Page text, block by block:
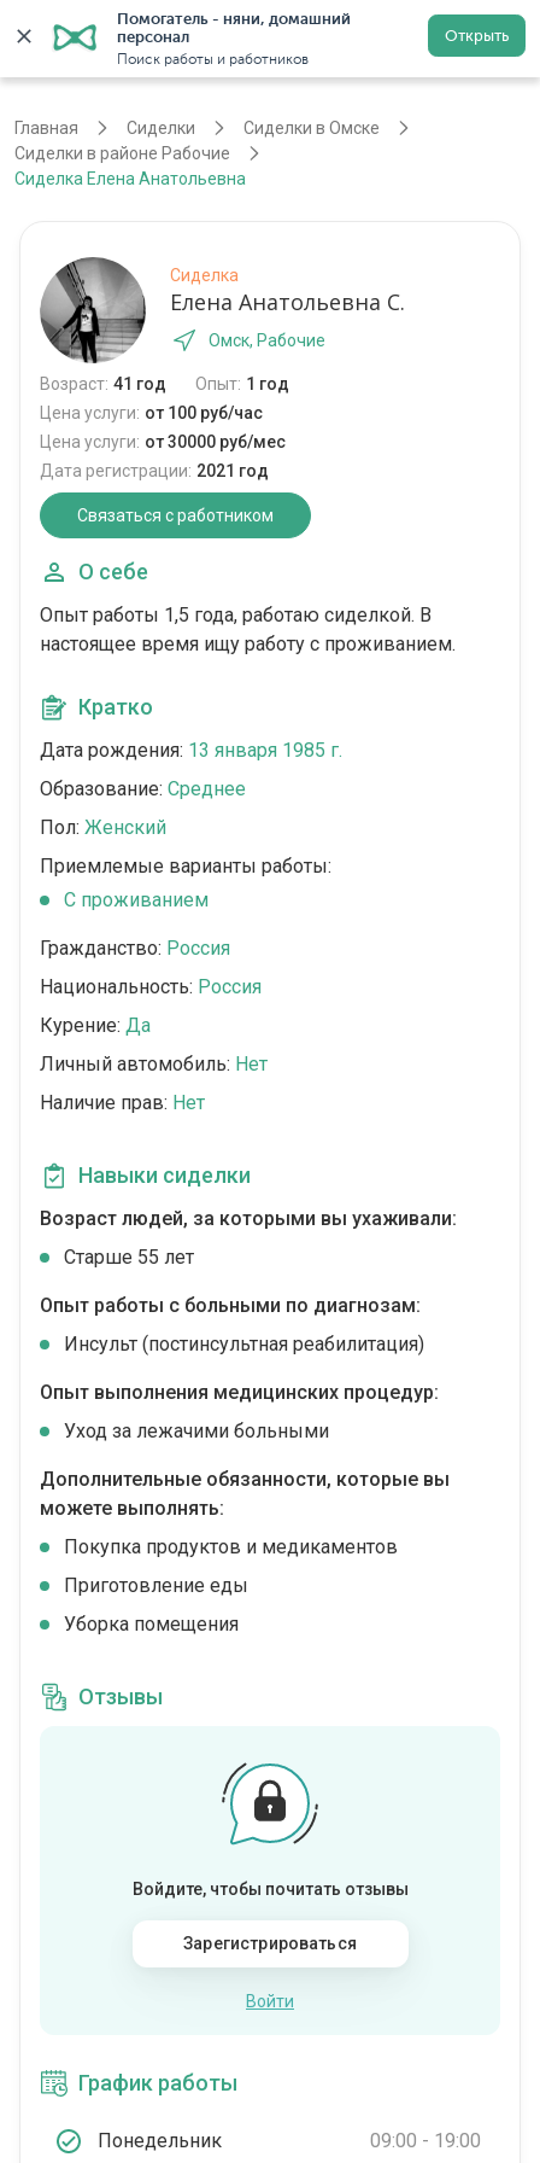
Помогатель - няни, домашний
персонал
Поиск работы и работников
Открыть
Регистрация
Главная Сиделки
Сиделки в Омске
Сиделки в районе Рабочие
Сиделка Елена Анатольевна
Сиделка
Елена Анатольевна С.
Омск, Рабочие
Возраст: 41 год Опыт: 1 год
Цена услуги: от 100 руб/час
Цена услуги: от 30000 руб/мес
Дата регистрации: 2021 год
Связаться с работником
О себе
Опыт работы 1,5 года, работаю сиделкой. В
настоящее время ищу работу с проживанием.
Кратко
Дата рождения: 13 января 1985 г.
Образование: Среднее
Пол: Женский
Приемлемые варианты работы:
C проживанием
Гражданство: Россия
Национальность: Россия
Курение: Да
Личный автомобиль: Нет
Наличие прав: Нет
Навыки сиделки
Возраст людей, за которыми вы ухаживали:
Cтарше 55 лет
Опыт работы с больными по диагнозам:
Инсульт (постинсультная реабилитация)
Опыт выполнения медицинских процедур:
Уход за лежачими больными
Дополнительные обязанности, которые вы
можете выполнять:
Покупка продуктов и медикаментов
Приготовление еды
Уборка помещения
Отзывы
Войдите, чтобы почитать отзывы
Зарегистрироваться
Войти
График работы
Понедельник 09:00 - 19:00